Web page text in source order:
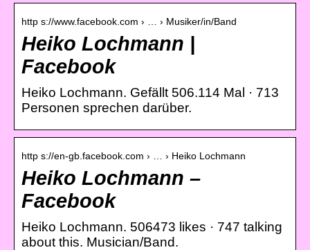
http s://www.facebook.com › … › Musiker/in/Band
Heiko Lochmann |
Facebook
Heiko Lochmann. Gefällt 506.114 Mal · 713
Personen sprechen darüber.
http s://en-gb.facebook.com › … › Heiko Lochmann
Heiko Lochmann –
Facebook
Heiko Lochmann. 506473 likes · 747 talking
about this. Musician/Band.